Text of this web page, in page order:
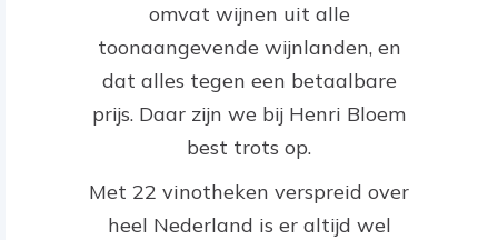
omvat wijnen uit alle
toonaangevende wijnlanden, en
dat alles tegen een betaalbare
prijs. Daar zijn we bij Henri Bloem
best trots op.
Met 22 vinotheken verspreid over
heel Nederland is er altijd wel